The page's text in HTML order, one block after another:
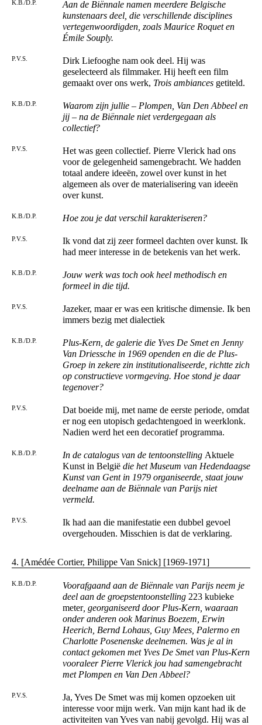
K.B./D.P.
Aan de Biënnale namen meerdere Belgische
kunstenaars deel, die verschillende disciplines
vertegenwoordigden, zoals Maurice Roquet en
Émile Souply.
P.V.S.
Dirk Liefooghe nam ook deel. Hij was
geselecteerd als filmmaker. Hij heeft een film
gemaakt over ons werk, Trois ambiancesgetiteld.
K.B./D.P.
Waarom zijn jullie – Plompen, Van Den Abbeel en
jij – na de Biënnale niet verdergegaan als
collectief?
P.V.S.
Het was geen collectief. Pierre Vlerick had ons
voor de gelegenheid samengebracht. We hadden
totaal andere ideeën, zowel over kunst in het
algemeen als over de materialisering van ideeën
over kunst.
K.B./D.P. Hoe zou je dat verschil karakteriseren?
P.V.S.
Ik vond dat zij zeer formeel dachten over kunst. Ik
had meer interesse in de betekenis van het werk.
K.B./D.P.
Jouw werk was toch ook heel methodisch en
formeel in die tijd.
P.V.S.
Jazeker, maar er was een kritische dimensie. Ik ben
immers bezig met dialectiek
K.B./D.P.
Plus-Kern, de galerie die Yves De Smet en Jenny
Van Driessche in 1969 openden en die de Plus-
Groep in zekere zin institutionaliseerde, richtte zich
op constructieve vormgeving. Hoe stond je daar
tegenover?
P.V.S.
Dat boeide mij, met name de eerste periode, omdat
er nog een utopisch gedachtengoed in weerklonk.
Nadien werd het een decoratief programma.
K.B./D.P. In de catalogus van de tentoonstelling Aktuele
Kunst in Belgiëdie het Museum van Hedendaagse
Kunst van Gent in 1979 organiseerde, staat jouw
deelname aan de Biënnale van Parijs niet
vermeld.
P.V.S.
Ik had aan die manifestatie een dubbel gevoel
overgehouden. Misschien is dat de verklaring.
4. [Amédée Cortier, Philippe Van Snick] [1969-1971]
K.B./D.P.
Voorafgaand aan de Biënnale van Parijs neem je
deel aan de groepstentoonstelling 223 kubieke
meter, georganiseerd door Plus-Kern, waaraan
onder anderen ook Marinus Boezem, Erwin
Heerich, Bernd Lohaus, Guy Mees, Palermo en
Charlotte Posenenske deelnemen. Was je al in
contact gekomen met Yves De Smet van Plus-Kern
vooraleer Pierre Vlerick jou had samengebracht
met Plompen en Van Den Abbeel?
P.V.S.
Ja, Yves De Smet was mij komen opzoeken uit
interesse voor mijn werk. Van mijn kant had ik de
activiteiten van Yves van nabij gevolgd. Hij was al